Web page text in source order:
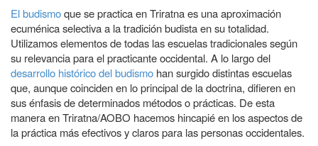
El budismoque se practica en Triratna es una aproximación
ecuménica selectiva a la tradición budista en su totalidad.
Utilizamos elementos de todas las escuelas tradicionales según
su relevancia para el practicante occidental. A lo largo del
desarrollo histórico del budismo han surgido distintas escuelas
que, aunque coinciden en lo principal de la doctrina, difieren en
sus énfasis de determinados métodos o prácticas. De esta
manera en Triratna/AOBO hacemos hincapié en los aspectos de
la práctica más efectivos y claros para las personas occidentales.